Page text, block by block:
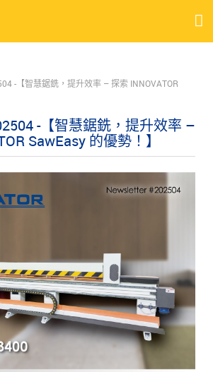
-【智慧鋸銑，提升效率 – 探索 INNOVATOR
-【智慧鋸銑，提升效率 –
SawEasy 的優勢！】